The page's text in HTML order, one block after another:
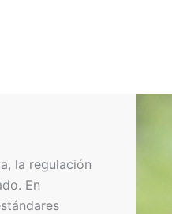
la regulación
En